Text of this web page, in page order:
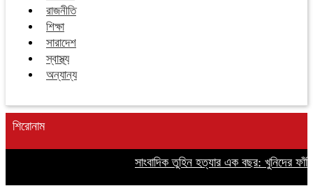
রাজনীতি
শিক্ষা
সারাদেশ
স্বাস্থ্য
অন্যান্য
শিরোনাম
সাংবাদিক তুহিন হত্যার এক বছর: খুনিদের